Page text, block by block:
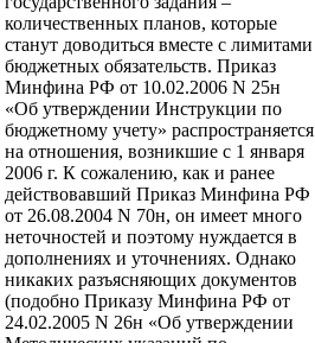
количественных планов, которые
станут доводиться вместе с лимитами
бюджетных обязательств. Приказ
Минфина РФ от 10.02.2006 N 25н
«Об утверждении Инструкции по
бюджетному учету» распространяется
на отношения, возникшие с 1 января
2006 г. К сожалению, как и ранее
действовавший Приказ Минфина РФ
от 26.08.2004 N 70н, он имеет много
неточностей и поэтому нуждается в
дополнениях и уточнениях. Однако
никаких разъясняющих документов
(подобно Приказу Минфина РФ от
24.02.2005 N 26н «Об утверждении